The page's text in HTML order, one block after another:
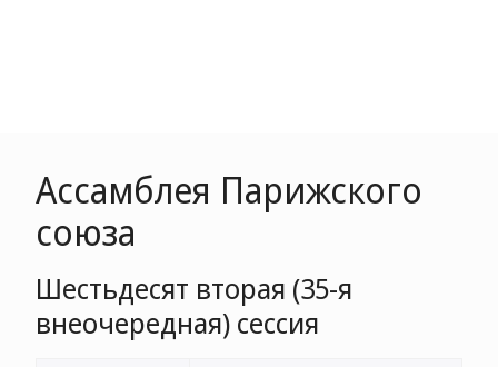
Ассамблея Парижского
союза
Шестьдесят вторая (35-я
внеочередная) сессия